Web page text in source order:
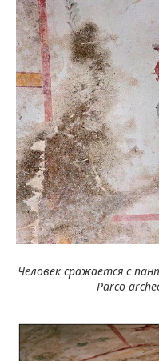
Человек сражается с
Parco